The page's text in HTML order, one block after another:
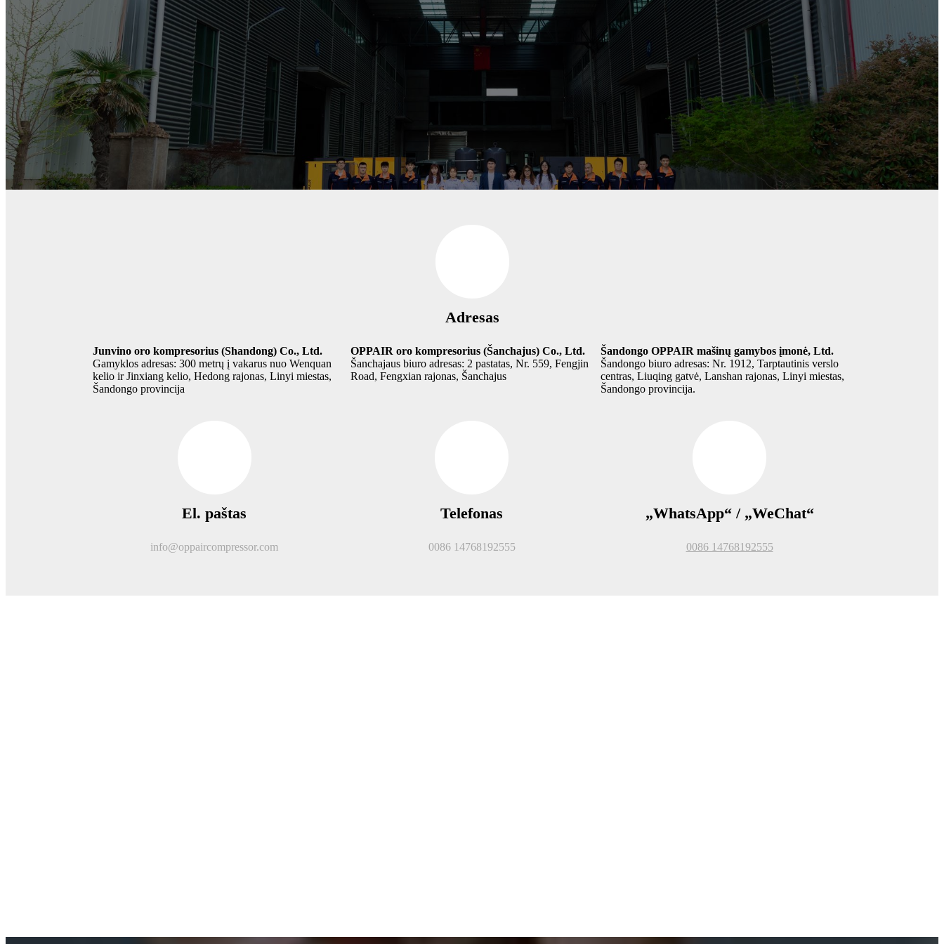
Adresas
Junvino oro kompresorius (Shandong) Co., Ltd.
Gamyklos adresas: 300 metrų į vakarus nuo Wenquan
kelio ir Jinxiang kelio, Hedong rajonas, Linyi miestas,
Šandongo provincija
OPPAIR oro kompresorius (Šanchajus) Co., Ltd.
Šanchajaus biuro adresas: 2 pastatas, Nr. 559, Fengjin
Road, Fengxian rajonas, Šanchajus
Šandongo OPPAIR mašinų gamybos įmonė, Ltd.
Šandongo biuro adresas: Nr. 1912, Tarptautinis verslo
centras, Liuqing gatvė, Lanshan rajonas, Linyi miestas,
Šandongo provincija.
El. paštas
info@oppaircompressor.com
Telefonas
0086 14768192555
„WhatsApp“ / „WeChat“
0086 14768192555